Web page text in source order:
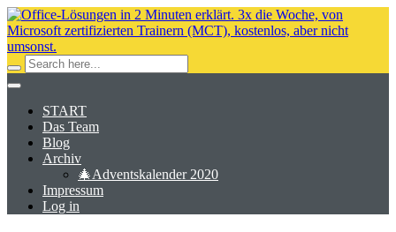
START
Das Team
Blog
Archiv
🎄Adventskalender 2020
Impressum
Log in